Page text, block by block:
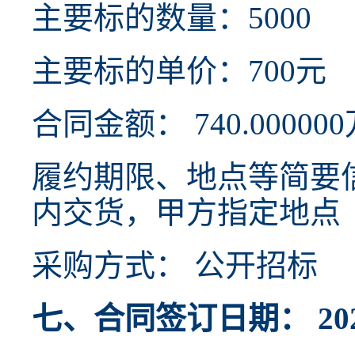
主要标的数量：5000
主要标的单价：700元
合同金额： 740.000000
履约期限、地点等简要
内交货，甲方指定地点
采购方式： 公开招标
七、合同签订日期：